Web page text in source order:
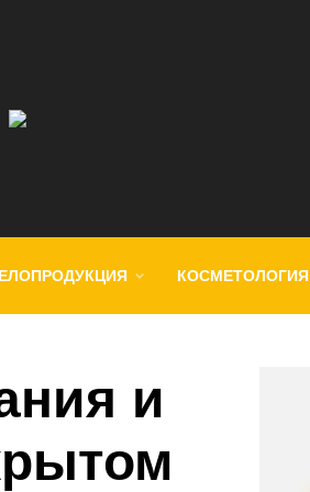
КОСМЕТОЛОГИЯ
и